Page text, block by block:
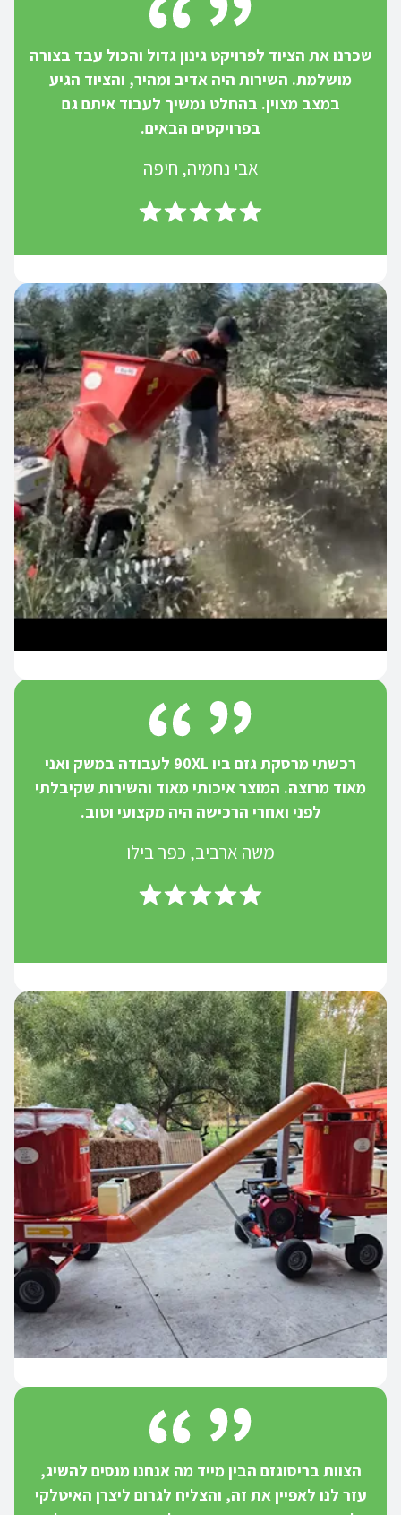
שכרנו את הציוד לפרויקט גינון גדול והכול עבד בצורה
מושלמת. השירות היה אדיב ומהיר, והציוד הגיע
במצב מצוין. בהחלט נמשיך לעבוד איתם גם
בפרויקטים הבאים.
אבי נחמיה, חיפה
רכשתי מרסקת גזם ביו 90XL לעבודה במשק ואני
מאוד מרוצה. המוצר איכותי מאוד והשירות שקיבלתי
לפני ואחרי הרכישה היה מקצועי וטוב.
משה ארביב, כפר בילו
הצוות בריסוגזם הבין מייד מה אנחנו מנסים להשיג,
עזר לנו לאפיין את זה, והצליח לגרום ליצרן האיטלקי